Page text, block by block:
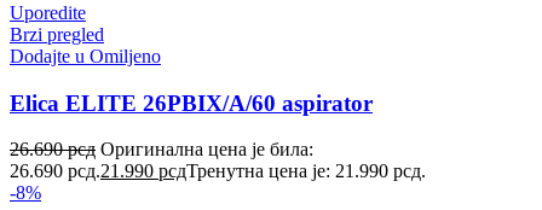
Uporedite
Brzi pregled
Dodajte u Omiljeno
Elica ELITE 26PBIX/A/60 aspirator
26.690рсд Оригинална цена је била:
26.690 рсд.21.990 рсдТренутна цена је: 21.990 рсд.
-8%